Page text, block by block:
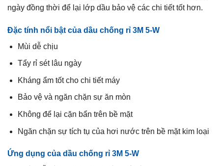
ngày đồng thời để lại lớp dầu bảo vệ các chi tiết tốt hơn.
Đặc tính nổi bật của dầu chống rỉ 3M 5-W
Mùi dễ chịu
Tẩy rỉ sét lâu ngày
Kháng ẩm tốt cho chi tiết máy
Bảo vệ và ngăn chặn sự ăn mòn
Không để lại cặn bẩn trên bề mặt
Ngăn chặn sự tích tụ của hơi nước trên bề mặt kim loại
Ứng dụng của dầu chống rỉ 3M 5-W